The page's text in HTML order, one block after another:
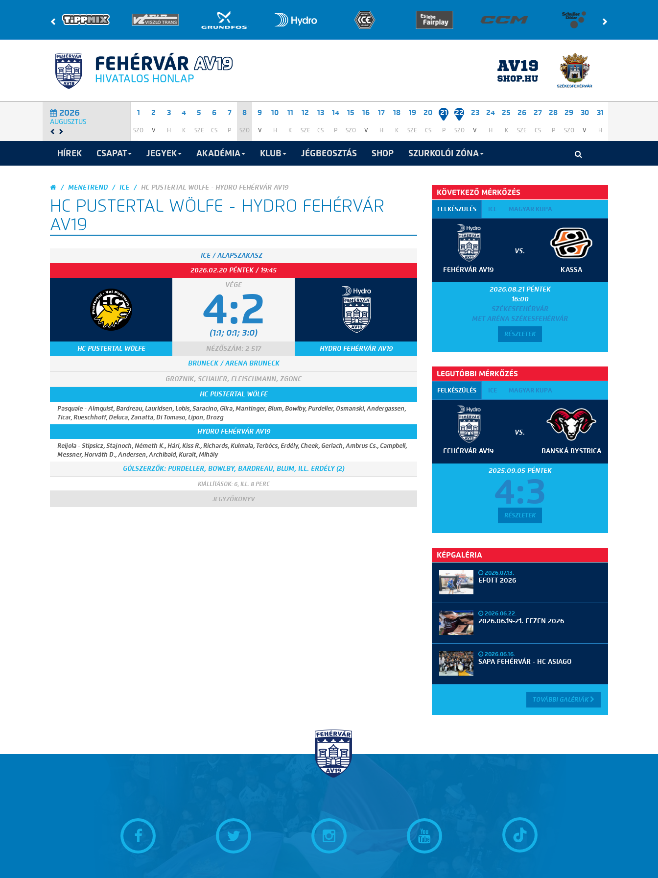
HIVATALOS HONLAP
2026
AUGUSZTUS
1
SZO
2
V
3
H
4
K
5
SZE
6
CS
7
P
8
SZO
9
V
10
H
11
K
12
SZE
13
CS
14
P
15
SZO
16
V
17
H
18
K
19
SZE
20
CS
21
P
22
SZO
23
V
24
H
25
K
26
SZE
27
CS
28
P
29
SZO
30
V
31
H
HÍREK CSAPAT JEGYEK AKADÉMIA KLUB JÉGBEOSZTÁS SHOP SZURKOLÓI ZÓNA
MENETREND ICE HC PUSTERTAL WÖLFE - HYDRO FEHÉRVÁR AV19
HC PUSTERTAL WÖLFE - HYDRO FEHÉRVÁR
AV19
ICE / ALAPSZAKASZ -
2026.02.20 PÉNTEK / 19:45
HC PUSTERTAL WÖLFE
VÉGE
4:2
(1:1; 0:1; 3:0)
NÉZŐSZÁM: 2 517
HYDRO FEHÉRVÁR AV19
BRUNECK / ARENA BRUNECK
GROZNIK, SCHAUER, FLEISCHMANN, ZGONC
HC PUSTERTAL WÖLFE
Pasquale - Almquist, Bardreau, Lauridsen, Lobis, Saracino, Glira, Mantinger, Blum, Bowlby, Purdeller, Osmanski, Andergassen,
Ticar, Rueschhoff, Deluca, Zanatta, Di Tomaso, Lipon, Drozg
HYDRO FEHÉRVÁR AV19
Reijola - Stipsicz, Stajnoch, Németh K., Hári, Kiss R., Richards, Kulmala, Terbócs, Erdély, Cheek, Gerlach, Ambrus Cs., Campbell,
Messner, Horváth D., Andersen, Archibald, Kuralt, Mihály
GÓLSZERZŐK: PURDELLER, BOWLBY, BARDREAU, BLUM, ILL. ERDÉLY (2)
KIÁLLÍTÁSOK: 6, ILL. 8 PERC
JEGYZŐKÖNYV
KÖVETKEZŐ MÉRKŐZÉS
FELKÉSZÜLÉS ICE MAGYAR KUPA
FEHÉRVÁR AV19
VS.
KASSA
2026.08.21 PÉNTEK
16:00
SZÉKESFEHÉRVÁR
MET ARÉNA SZÉKESFEHÉRVÁR
RÉSZLETEK
LEGUTÓBBI MÉRKŐZÉS
FELKÉSZÜLÉS ICE MAGYAR KUPA
FEHÉRVÁR AV19
VS.
BANSKÁ BYSTRICA
2025.09.05 PÉNTEK
4:3
RÉSZLETEK
KÉPGALÉRIA
2026.07.13.
EFOTT 2026
2026.06.22.
2026.06.19-21. FEZEN 2026
2026.06.16.
SAPA FEHÉRVÁR - HC ASIAGO
TOVÁBBI GALÉRIÁK